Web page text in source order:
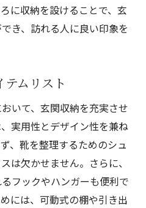
に収納を設けることで、玄
き、訪れる人に良い印象を
ムリスト
いて、玄関収納を充実させ
実用性とデザイン性を兼ね
、靴を整理するためのシュ
は欠かせません。さらに、
フックやハンガーも便利で
には、可動式の棚や引き出